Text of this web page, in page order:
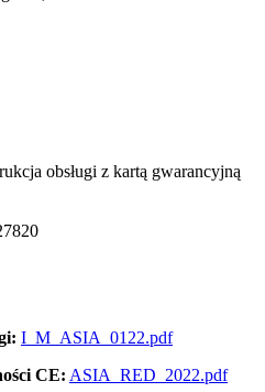
obsługi z kartą gwarancyjną
I_M_ASIA_0122.pdf
CE: ASIA_RED_2022.pdf